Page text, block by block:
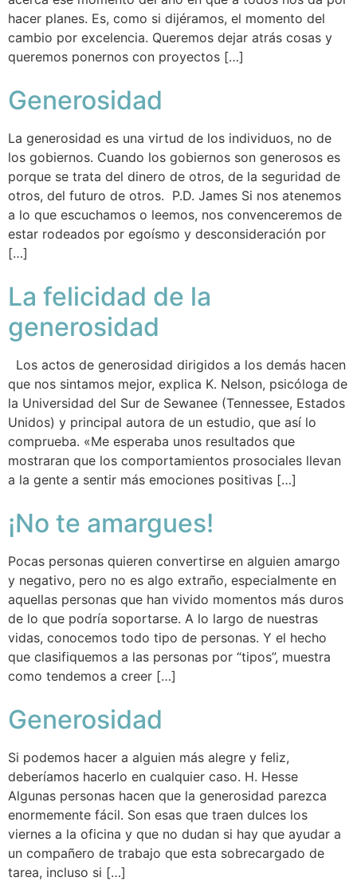
hacer planes. Es, como si dijéramos, el momento del
cambio por excelencia. Queremos dejar atrás cosas y
queremos ponernos con proyectos […]
Generosidad
La generosidad es una virtud de los individuos, no de
los gobiernos. Cuando los gobiernos son generosos es
porque se trata del dinero de otros, de la seguridad de
otros, del futuro de otros. P.D. James Si nos atenemos
a lo que escuchamos o leemos, nos convenceremos de
estar rodeados por egoísmo y desconsideración por
[…]
La felicidad de la
generosidad
Los actos de generosidad dirigidos a los demás hacen
que nos sintamos mejor, explica K. Nelson, psicóloga de
la Universidad del Sur de Sewanee (Tennessee, Estados
Unidos) y principal autora de un estudio, que así lo
comprueba. «Me esperaba unos resultados que
mostraran que los comportamientos prosociales llevan
a la gente a sentir más emociones positivas […]
¡No te amargues!
Pocas personas quieren convertirse en alguien amargo
y negativo, pero no es algo extraño, especialmente en
aquellas personas que han vivido momentos más duros
de lo que podría soportarse. A lo largo de nuestras
vidas, conocemos todo tipo de personas. Y el hecho
que clasifiquemos a las personas por “tipos”, muestra
como tendemos a creer […]
Generosidad
Si podemos hacer a alguien más alegre y feliz,
deberíamos hacerlo en cualquier caso. H. Hesse
Algunas personas hacen que la generosidad parezca
enormemente fácil. Son esas que traen dulces los
viernes a la oficina y que no dudan si hay que ayudar a
un compañero de trabajo que esta sobrecargado de
tarea, incluso si […]